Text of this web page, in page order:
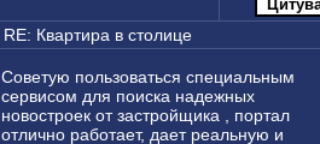
RE: Квартира в столице
Советую пользоваться специальным
сервисом для поиска надежных
новостроек от застройщика , портал
отлично работает, дает реальную и